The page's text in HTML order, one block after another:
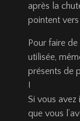
après la
pointent
Pour faire
utilisée,
présents de
!
Si vous avez
que vous